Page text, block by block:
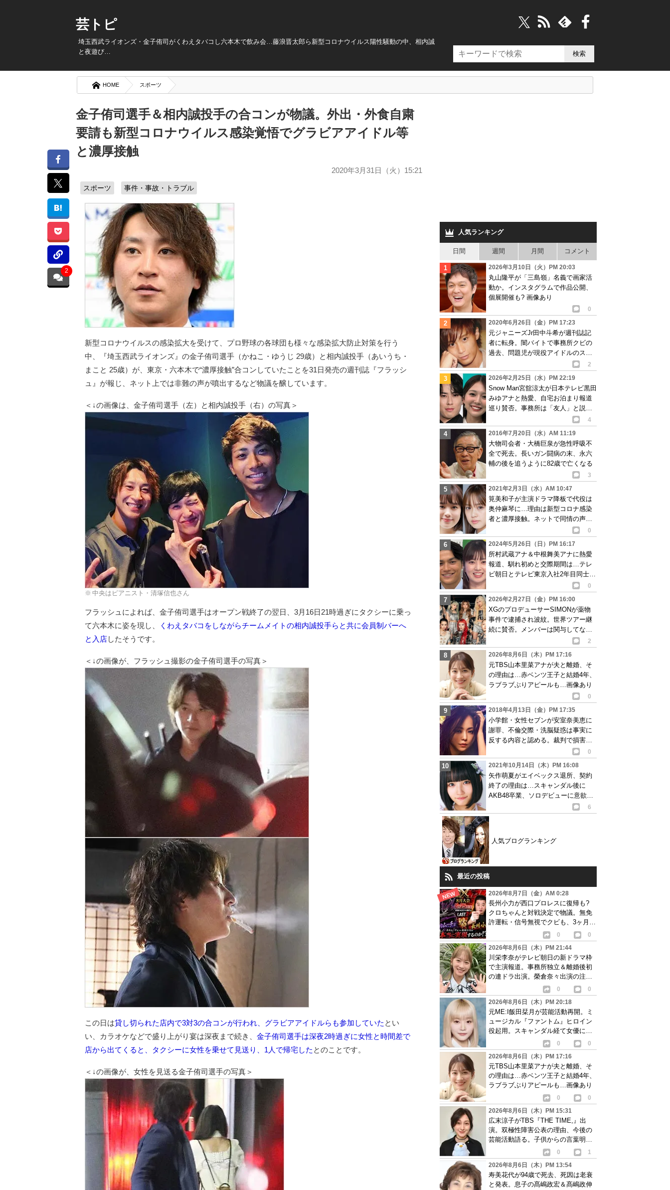
芸トピ
埼玉西武ライオンズ・金子侑司がくわえタバコし六本木で飲み会…藤浪晋太郎ら新型コロナウイルス陽性騒動の中、相内誠
と夜遊び…
HOME スポーツ
金子侑司選手＆相内誠投手の合コンが物議。外出・外食自粛
要請も新型コロナウイルス感染覚悟でグラビアアイドル等
と濃厚接触
2020年3月31日（火）15:21
スポーツ 事件・事故・トラブル
2
新型コロナウイルスの感染拡大を受けて、プロ野球の各球団も様々な感染拡大防止対策を行う
中、『埼玉西武ライオンズ』の金子侑司選手（かねこ・ゆうじ 29歳）と相内誠投手（あいうち・
まこと 25歳）が、東京・六本木で“濃厚接触”合コンしていたことを31日発売の週刊誌『フラッシ
ュ』が報じ、ネット上では非難の声が噴出するなど物議を醸しています。
＜↓の画像は、金子侑司選手（左）と相内誠投手（右）の写真＞
中央はピアニスト・清塚信也さん
フラッシュによれば、金子侑司選手はオープン戦終了の翌日、3月16日21時過ぎにタクシーに乗っ
て六本木に姿を現し、
くわえタバコをしながらチームメイトの相内誠投手らと共に会員制バーへ
と入店したそうです。
＜↓の画像が、フラッシュ撮影の金子侑司選手の写真＞
この日は貸し切られた店内で3対3の合コンが行われ、グラビアアイドルらも参加していた とい
い、カラオケなどで盛り上がり宴は深夜まで続き、 金子侑司選手は深夜2時過ぎに女性と時間差で
店から出てくると、タクシーに女性を乗せて見送り、1人で帰宅した とのことです。
＜↓の画像が、女性を見送る金子侑司選手の写真＞
人気ランキング
日間 週間 月間 コメント
2026年3月10日（火）PM 20:03
丸山隆平が「三島嶺」名義で画家活
動か。インスタグラムで作品公開、
個展開催も? 画像あり
0
2020年6月26日（金）PM 17:23
元ジャニーズJr田中斗希が週刊誌記
者に転身。闇バイトで事務所クビの
過去、問題児が現役アイドルのスキ
2
2026年2月25日（水）PM 22:19
Snow Man宮舘涼太が日本テレビ黒田
みゆアナと熱愛、自宅お泊まり報道
巡り賛否。事務所は「友人」と説明
4
2016年7月20日（水）AM 11:19
大物司会者・大橋巨泉が急性呼吸不
全で死去。長いガン闘病の末、永六
輔の後を追うように82歳で亡くなる
3
2021年2月3日（水）AM 10:47
筧美和子が主演ドラマ降板で代役は
奥仲麻琴に…理由は新型コロナ感染
者と濃厚接触。ネットで同情の声相
0
2024年5月26日（日）PM 16:17
所村武蔵アナ＆中根舞美アナに熱愛
報道、馴れ初めと交際期間は…テレ
ビ朝日とテレビ東京入社2年目同士で
0
2026年2月27日（金）PM 16:00
XGのプロデューサーSIMONが薬物
事件で逮捕され波紋。世界ツアー継
続に賛否。メンバーは関与してない
2
2026年8月6日（木）PM 17:16
元TBS山本里菜アナが夫と離婚、そ
の理由は…赤ベンツ王子と結婚4年、
ラブラブぶりアピールも…画像あり
0
2018年4月13日（金）PM 17:35
小学館・女性セブンが安室奈美恵に
謝罪、不倫交際・洗脳疑惑は事実に
反する内容と認める。裁判で損害賠
0
2021年10月14日（木）PM 16:08
矢作萌夏がエイベックス退所、契約
終了の理由は…スキャンダル後に
AKB48卒業、ソロデビューに意欲も
6
人気ブログランキング
最近の投稿
2026年8月7日（金）AM 0:28
長州小力が西口プロレスに復帰も?
クロちゃんと対戦決定で物議。無免
許運転・信号無視でクビも、3ヶ月で
0
0
2026年8月6日（木）PM 21:44
川栄李奈がテレビ朝日の新ドラマ枠
で主演報道。事務所独立＆離婚後初
の連ドラ出演。榮倉奈々出演の注目
0
0
2026年8月6日（木）PM 20:18
元ME:I飯田栞月が芸能活動再開。ミ
ュージカル『ファントム』ヒロイン
役起用。スキャンダル経て女優に転
0
0
2026年8月6日（木）PM 17:16
元TBS山本里菜アナが夫と離婚、そ
の理由は…赤ベンツ王子と結婚4年、
ラブラブぶりアピールも…画像あり
0
0
2026年8月6日（木）PM 15:31
広末涼子がTBS『THE TIME,』出
演。双極性障害公表の理由、今後の
芸能活動語る。子供からの言葉明か
0
1
2026年8月6日（木）PM 13:54
寿美花代が94歳で死去、死因は老衰
と発表。息子の髙嶋政宏＆髙嶋政伸